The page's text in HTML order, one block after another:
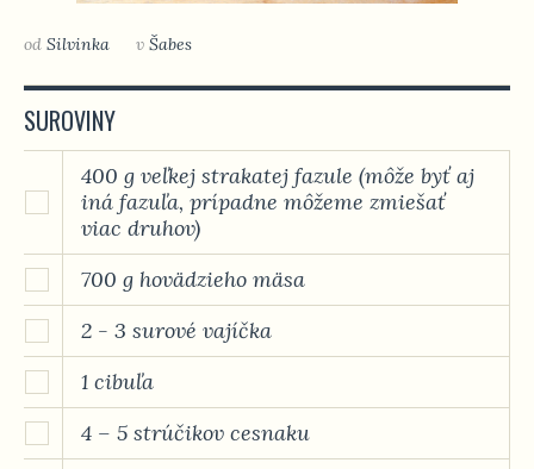
od Silvinka v Šabes
SUROVINY
400 g veľkej strakatej fazule (môže byť aj
iná fazuľa, prípadne môžeme zmiešať
viac druhov)
700 g hovädzieho mäsa
2 - 3 surové vajíčka
1 cibuľa
4 – 5 strúčikov cesnaku